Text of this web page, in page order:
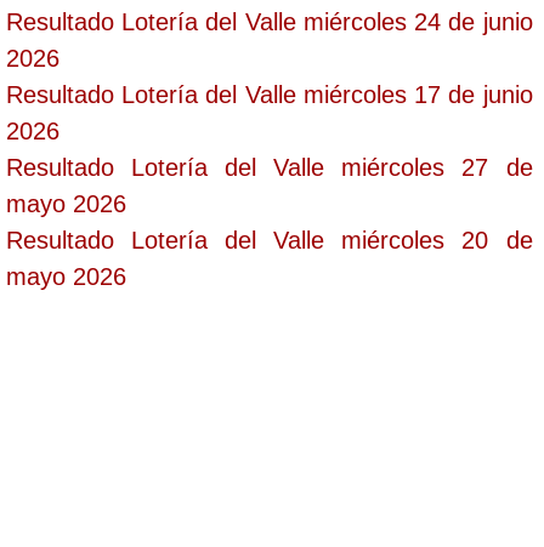
Resultado Lotería del Valle miércoles 24 de junio
2026
Resultado Lotería del Valle miércoles 17 de junio
2026
Resultado Lotería del Valle miércoles 27 de
mayo 2026
Resultado Lotería del Valle miércoles 20 de
mayo 2026